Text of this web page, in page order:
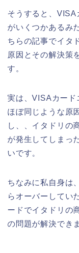
そうすると、VISA
がいくつかあるみ
ちらの記事でイタ
原因とその解決策
す。
実は、VISAカード
ほぼ同じような原
し、、イタドリの
が発生してしまっ
いです。
ちなみに私自身は
らオーバーしてい
ードでイタドリの
の問題が解決でき